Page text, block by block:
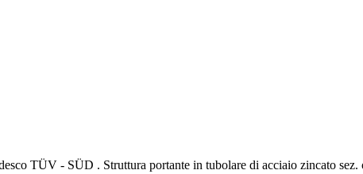
TÜV - SÜD . Struttura portante in tubolare di acciaio zincato